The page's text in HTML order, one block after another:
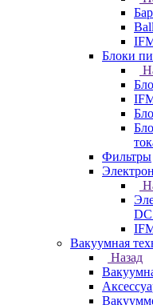
Блоки
Фильтры
DC
Вакуумная
Назад